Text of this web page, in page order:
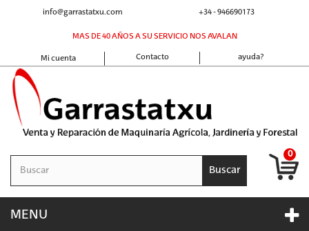
+34 - 946690173
info@garrastatxu.com
MAS DE 40 AÑOS A SU SERVICIO NOS AVALAN
ayuda?
Contacto
Mi cuenta
Buscar
0
MENU